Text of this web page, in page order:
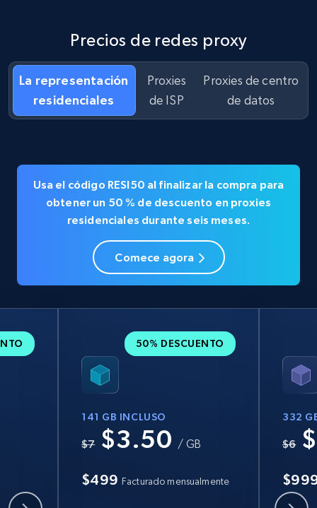
Precios de redes proxy
La representación
residenciales
Proxies
de ISP
Proxies de centro
de datos
Usa el código RESI50 al finalizar la compra para
obtener un 50 % de descuento enproxies
residenciales durante seis meses.
Comece agora
50% DESCUENTO
141 GB INCLUSO
$7 $3.50 / GB
$499 Facturado mensualmente
332
$6